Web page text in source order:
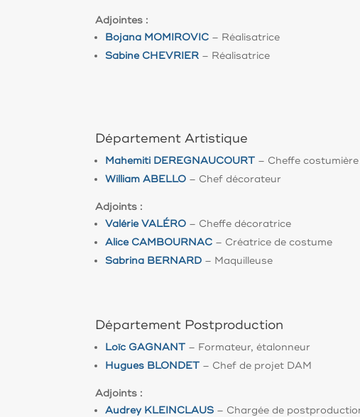
Adjointes :
Bojana MOMIROVIC – Réalisatrice
Sabine CHEVRIER – Réalisatrice
Département Artistique
Mahemiti DEREGNAUCOURT – Cheffe costumière
William ABELLO – Chef décorateur
Adjoints :
Valérie VALÉRO – Cheffe décoratrice
Alice CAMBOURNAC – Créatrice de costume
Sabrina BERNARD – Maquilleuse
Département Postproduction
Loïc GAGNANT – Formateur, étalonneur
Hugues BLONDET – Chef de projet DAM
Adjoints :
Audrey KLEINCLAUS – Chargée de